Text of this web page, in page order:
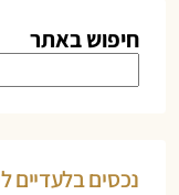
חיפוש באתר
נכסים בלעדיים